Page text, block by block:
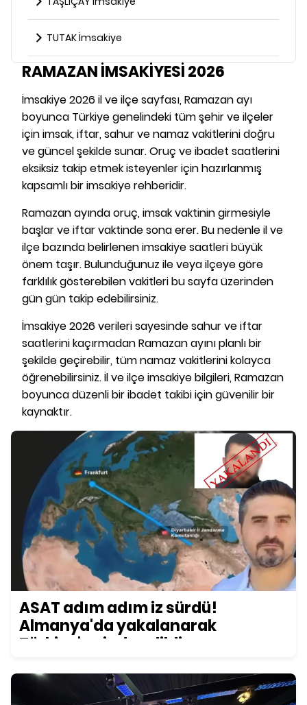
TUTAK İmsakiye
RAMAZAN İMSAKİYESİ 2026
İmsakiye 2026 il ve ilçe sayfası, Ramazan ayı
boyunca Türkiye genelindeki tüm şehir ve ilçeler
için imsak, iftar, sahur ve namaz vakitlerini doğru
ve güncel şekilde sunar. Oruç ve ibadet saatlerini
eksiksiz takip etmek isteyenler için hazırlanmış
kapsamlı bir imsakiye rehberidir.
Ramazan ayında oruç, imsak vaktinin girmesiyle
başlar ve iftar vaktinde sona erer. Bu nedenle il ve
ilçe bazında belirlenen imsakiye saatleri büyük
önem taşır. Bulunduğunuz ile veya ilçeye göre
farklılık gösterebilen vakitleri bu sayfa üzerinden
gün gün takip edebilirsiniz.
İmsakiye 2026 verileri sayesinde sahur ve iftar
saatlerini kaçırmadan Ramazan ayını planlı bir
şekilde geçirebilir, tüm namaz vakitlerini kolayca
öğrenebilirsiniz. İl ve ilçe imsakiye bilgileri, Ramazan
boyunca düzenli bir ibadet takibi için güvenilir bir
kaynaktır.
ASAT adım adım iz sürdü!
Almanya'da yakalanarak
Türkiye'ye iade edildi